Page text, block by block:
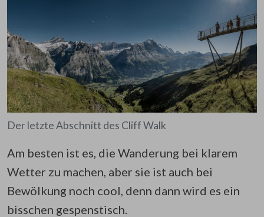
Der letzte Abschnitt des Cliff Walk
Am besten ist es, die Wanderung bei klarem
Wetter zu machen, aber sie ist auch bei
Bewölkung noch cool, denn dann wird es ein
bisschen gespenstisch.